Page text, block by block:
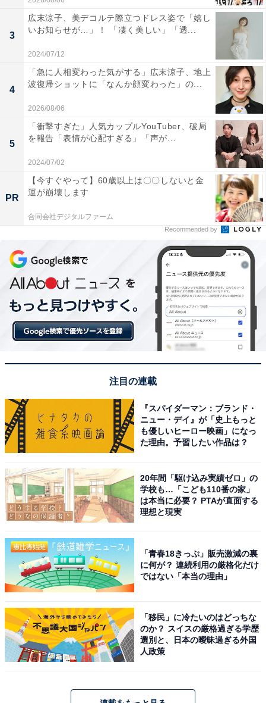
3
広末涼子、美デコルテ際立つドレス姿で「嬉し
いお知らせが…」！ 「凄く美しい」「透...
2024/07/12
4
「急に人相変わった気がする」広末涼子、地上
波復帰ショットに「なんか顔変わった」の...
2026/08/06
5
「衝撃すぎた」人気カップルYouTuber、破局
を報告「表情が心配すぎる」「声が...
2024/07/02
PR
【今すぐやって】60歳以上は〇〇しないと金
運が崩壊します
合同会社デジタルファーム
Recommended by
注目の連載
『スパイダーマン：ブランド・
ニュー・デイ』が「史上もっと
も優しいヒーロー映画」になっ
た理由。予習したい作品は？
20年間「駆け込み実績ゼロ」の
学校も…「こども110番の家」
は本当に必要？ PTAが直面する
理想と現実
「青春18きっぷ」販売激減の裏
に何が？ 連続利用の厳格化だけ
ではない「本当の理由」
「移民」に冷たいのはどっちな
のか？ スイスの厳格過ぎる学歴
選別と、日本の曖昧過ぎる外国
人政策